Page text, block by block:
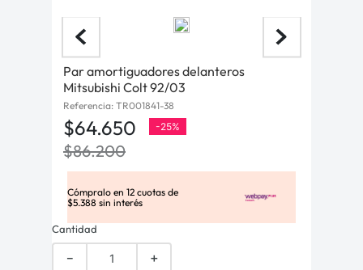
Par amortiguadores delanteros
Mitsubishi Colt 92/03
Referencia: TR001841-38
$64.650 -25%
$86.200
Cómpralo en 12 cuotas de
$5.388 sin interés
Cantidad
＋
－